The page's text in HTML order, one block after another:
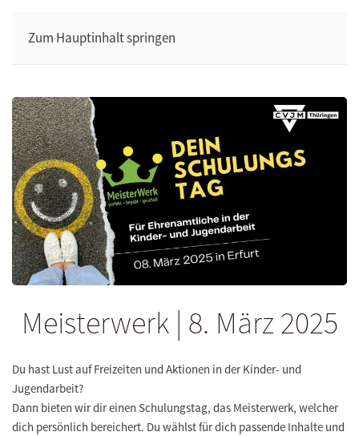
Zum Hauptinhalt springen
Meisterwerk | 8. März 2025
Du hast Lust auf Freizeiten und Aktionen in der Kinder- und
Jugendarbeit?
Dann bieten wir dir einen Schulungstag, das Meisterwerk, welcher
dich persönlich bereichert. Du wählst für dich passende Inhalte und